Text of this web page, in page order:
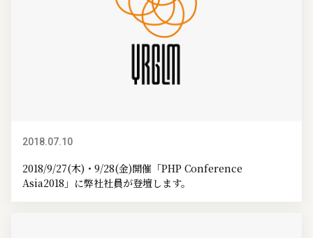
2018.07.10
2018/9/27(木)・9/28(金)開催「PHP Conference
Asia2018」に弊社社員が登壇します。